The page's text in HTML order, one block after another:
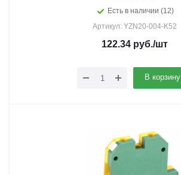
Есть в наличии (12)
Артикул: YZN20-004-K52
122.34руб./шт
В корзину